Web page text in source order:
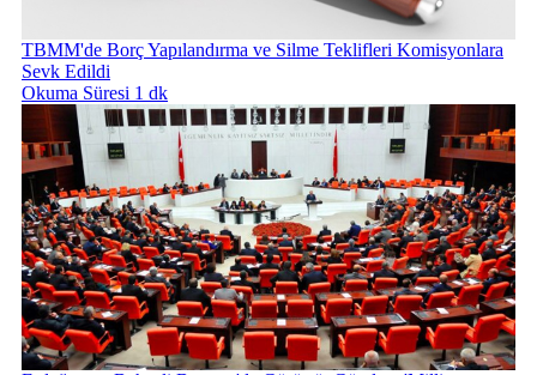
TBMM'de Borç Yapılandırma ve Silme Teklifleri Komisyonlara
Sevk Edildi
Okuma Süresi 1 dk